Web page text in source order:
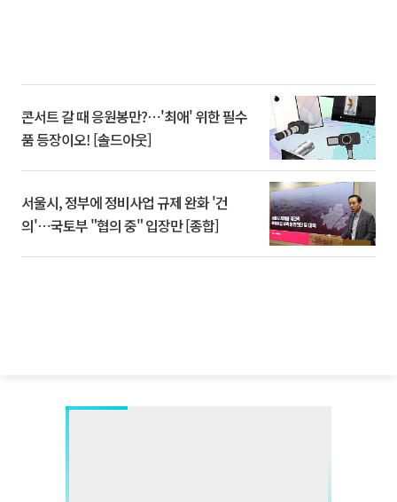
콘서트 갈 때 응원봉만?⋯'최애' 위한 필수
품 등장이오! [솔드아웃]
서울시, 정부에 정비사업 규제 완화 '건
의'⋯국토부 "협의 중" 입장만 [종합]